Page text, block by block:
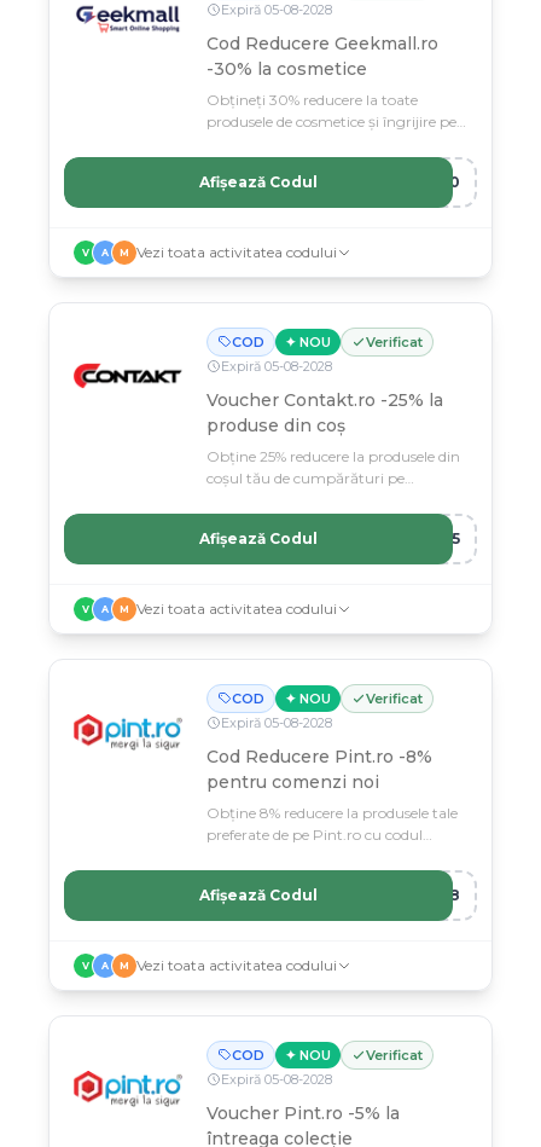
Expiră 05-08-2028
Cod Reducere Geekmall.ro
-30% la cosmetice
Obțineți 30% reducere la toate
produsele de cosmetice și îngrijire pe
K30
Afișează Codul
V A M Vezi toata activitatea codului
COD ✦ NOU
Verificat
Expiră 05-08-2028
Voucher Contakt.ro -25% la
produse din coș
Obține 25% reducere la produsele din
coșul tău de cumpărături pe
S25
Afișează Codul
V A M Vezi toata activitatea codului
COD ✦ NOU
Verificat
Expiră 05-08-2028
Cod Reducere Pint.ro -8%
pentru comenzi noi
Obține 8% reducere la produsele tale
preferate de pe Pint.ro cu codul
NT8
Afișează Codul
V A M Vezi toata activitatea codului
COD ✦ NOU
Verificat
Expiră 05-08-2028
Voucher Pint.ro -5% la
întreaga colecție